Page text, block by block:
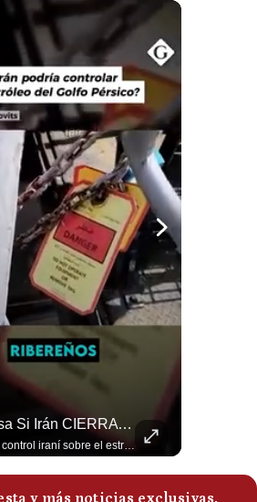
¿Qué Pasa Si Irán CIERRA El Estrecho De Ormuz? | #radar24
Un eventual control iraní sobre el estrecho de Ormuz cambiaría radicalmente el equilibrio de poder, así lo explicó el analista Roberto Heimovits. Además, explicó que países como Arabia Saudita, Qatar, Emiratos Árabes Unidos, Irak y Kuwait dependen de esa ruta para exportar petróleo, gas y fertilizantes. #Geopolitica #Irán #EstrechoDeOrmuz #Petroleo #NoticiasInternacionales #RobertoHeimovits #Shorts 👉 Suscríbete y activa la campana para no perderte nuestro análisis diario. 🌎 Síguenos en nuestras redes sociales: 📌 Web oficial: https://gestion.pe/mundo/ 📌 LinkedIn: http://bit.ly/3HYIET0 📌 X (Twitter): http://bit.ly/4noZtX9 📌 TikTok: http://bit.ly/4evB6TO